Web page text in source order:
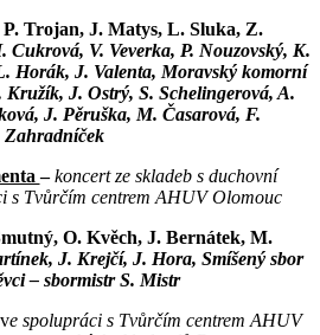
Trojan, J. Matys, L. Sluka, Z.
Cukrová, V. Veverka, P. Nouzovský, K.
Horák, J. Valenta, Moravský komorní
Kružík, J. Ostrý, S. Schelingerová, A.
J. Pěruška, M. Časarová, F.
Zahradníček
–koncert ze skladeb s duchovní
s Tvůrčím centrem AHUV Olomouc
O. Kvěch, J. Bernátek, M.
J. Krejčí, J. Hora, Smíšený sbor
– sbormistr S. Mistr
ve spolupráci s Tvůrčím centrem AHUV